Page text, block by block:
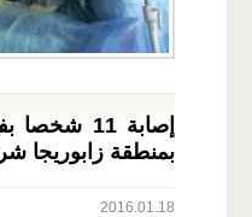
إصابة 11
بمنطقة زابوريجا
2016.01.18